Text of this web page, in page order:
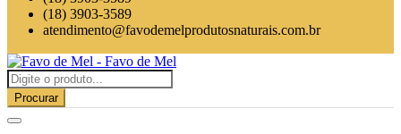
(18) 3903-3589
atendimento@favodemelprodutosnaturais.com.br
Procurar